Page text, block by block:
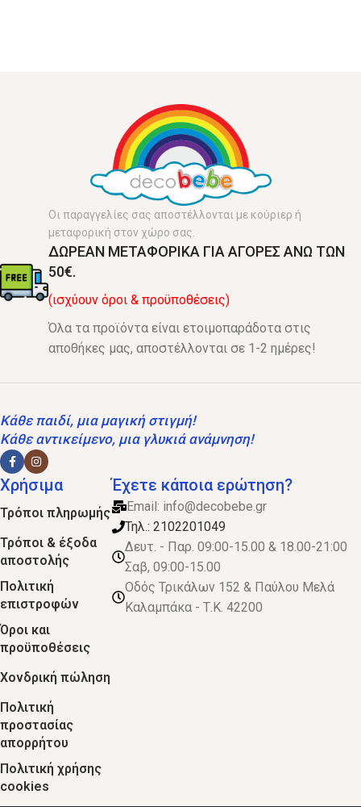
Οι παραγγελίες σας αποστέλλονται με κούριερ ή
μεταφορική στον χώρο σας.
ΔΩΡΕΑΝ ΜΕΤΑΦΟΡΙΚΑ ΓΙΑ ΑΓΟΡΕΣ ΑΝΩ ΤΩΝ
50€.
(ισχύουν όροι & προϋποθέσεις)
Όλα τα προϊόντα είναι ετοιμοπαράδοτα στις
αποθήκες μας, αποστέλλονται σε 1-2 ημέρες!
Κάθε παιδί, μια μαγική στιγμή!
Κάθε αντικείμενο, μια γλυκιά ανάμνηση!
Χρήσιμα
Τρόποι πληρωμής
Τρόποι & έξοδα
αποστολής
Πολιτική
επιστροφών
Όροι και
προϋποθέσεις
Χονδρική πώληση
Πολιτική
προστασίας
απορρήτου
Πολιτική χρήσης
cookies
Έχετε κάποια ερώτηση?
Email: info@decobebe.gr
Τηλ.: 2102201049
Δευτ. - Παρ. 09:00-15.00 & 18.00-21:00
Σαβ, 09:00-15.00
Οδός Τρικάλων 152 & Παύλου Μελά
Καλαμπάκα - Τ.Κ. 42200